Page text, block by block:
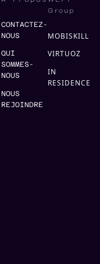
CONTACTEZ-
NOUS
QUI
SOMMES-
NOUS
NOUS
REJOINDRE
Group
MOBISKILL
VIRTUOZ
IN
RESIDENCE